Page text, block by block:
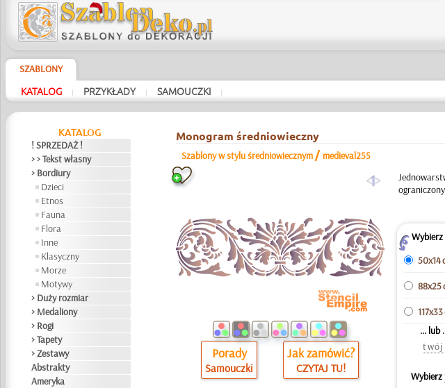
SZABLONY
KATALOG | PRZYKŁADY | SAMOUCZKI |
KATALOG
! SPRZEDAŻ !
> > Tekst własny
> Bordiury
Dzieci
Etnos
Fauna
Flora
Inne
Klasyczny
Morze
Motywy
> Duży rozmiar
> Medaliony
> Rogi
> Tapety
> Zestawy
Abstrakty
Ameryka
Monogram średniowieczny
Szablony w stylu średniowiecznym / medieval255
a
Porady
Samouczki
Jak zamówić?
CZYTAJ TU!
Z
50x14
88x25
... lub
twój
Wybierz